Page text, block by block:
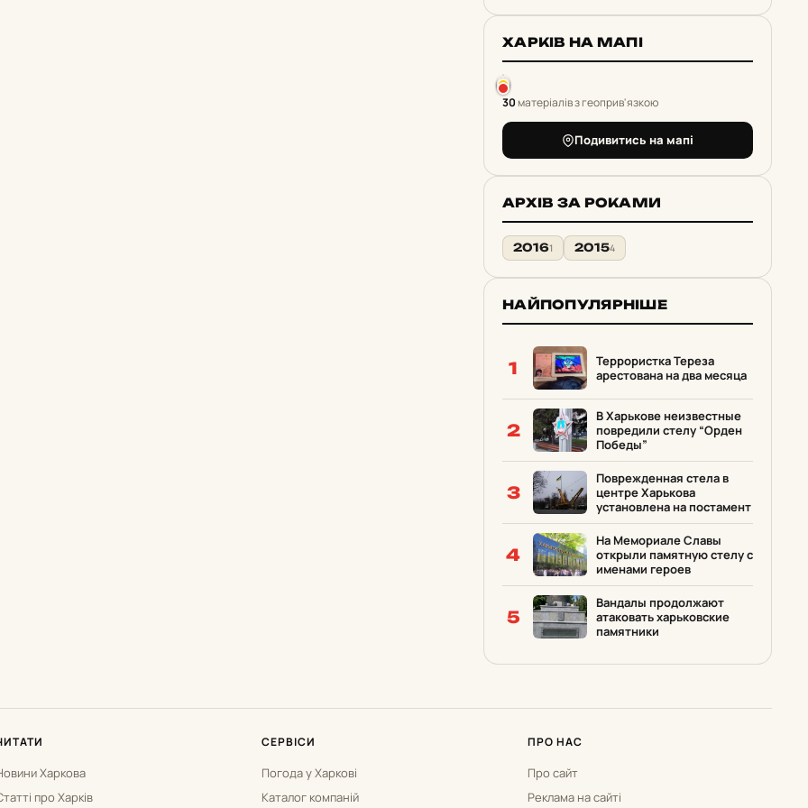
ХАРКІВ НА МАПІ
30матеріалів з геоприв'язкою
Подивитись на мапі
АРХІВ ЗА РОКАМИ
20161 20154
НАЙПОПУЛЯРНІШЕ
1
Террористка Тереза
арестована на два месяца
2
В Харькове неизвестные
повредили стелу “Орден
Победы”
3
Поврежденная стела в
центре Харькова
установлена на постамент
4
На Мемориале Славы
открыли памятную стелу с
именами героев
5
Вандалы продолжают
атаковать харьковские
памятники
Харкова
про Харків
СЕРВІСИ
Погода у Харкові
Каталог компаній
ПРО НАС
Про сайт
Реклама на сайті